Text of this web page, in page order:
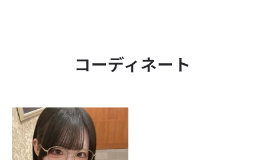
コーディネート